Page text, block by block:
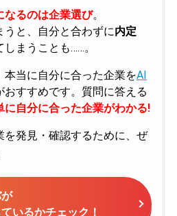
なるのは企業選び。
と、自分と合わずに内定
しまうことも……。
本当に自分に合った企業をAI
おすすめです。質問に答える
に自分に合った企業がわかる!
を発見・確認するために、ぜ
いるかチェック！